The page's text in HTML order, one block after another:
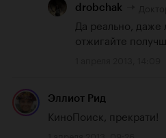
drobchak
Да реально, даже
отжигайте
Эллиот Рид
КиноПоиск, прекрати!